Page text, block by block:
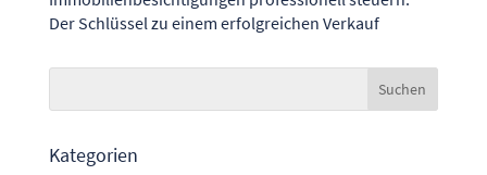
Der Schlüssel zu einem erfolgreichen Verkauf
Kategorien